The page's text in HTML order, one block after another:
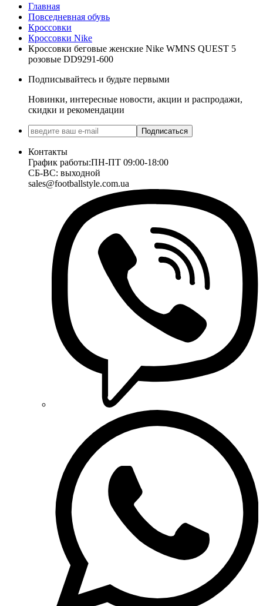
Главная
Повседневная обувь
Кроссовки
Кроссовки Nike
Кроссовки беговые женские Nike WMNS QUEST 5
розовые DD9291-600
Подписывайтесь и будьте первыми
Новинки, интересные новости, акции и распродажи,
скидки и рекомендации
Подписаться
Контакты
График работы:ПН-ПТ 09:00-18:00
СБ-ВС: выходной
sales@footballstyle.com.ua